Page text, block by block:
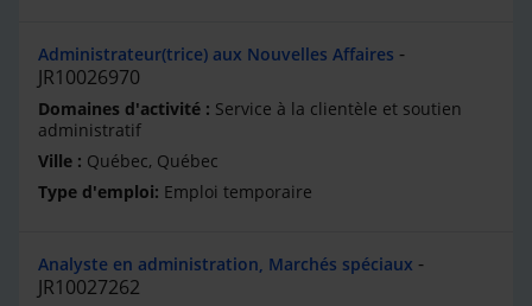
Administrateur(trice) aux Nouvelles Affaires
JR10026970
Service à la clientèle et soutien
administratif
Québec, Québec
Emploi temporaire
Analyste en administration, Marchés spéciaux
JR10027262